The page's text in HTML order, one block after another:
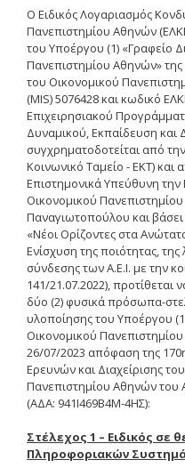
Δημοσιότητα Έργων
Ε.Σ.Π.Α. (2007-2013)
Δημοσιότητα Έργων
Ε.Σ.Π.Α. (2014-2020)
ΕΠ Ανάπτυξη
Δυναμικού,
Διά Βίου Μάθηση
ΕΠ
Επιχειρηματικότητα
Καινοτομία
ΕΡΓΑ ΕΣΠΑ 2014-2020
Δημοσιότητα ΕΛ.ΙΔ.Ε.Κ.
ΕΛ.ΙΔ.Ε.Κ.
Guidelines
Guidelines
Οδηγίες για προμήθεια
ειδών/παροχή υπηρεσιών
Ο Ειδικός Λογαριασμός
Πανεπιστημίου Αθηνών
του Υποέργου (1) «Γραφείο
Πανεπιστημίου Αθηνών»
του Οικονομικού
(MIS) 5076428 και κωδικό
Επιχειρησιακού
Δυναμικού, Εκπαίδευση
συγχρηματοδοτείται από
Κοινωνικό Ταμείο - ΕΚΤ) και
Επιστημονικά Υπεύθυνη
Οικονομικού
Παναγιωτοπούλου και
«Νέοι Ορίζοντες στα
Ενίσχυση της ποιότητας, της
σύνδεσης των Α.Ε.Ι. με την
141/21.07.2022),
δύο (2) φυσικά πρόσωπα-
υλοποίησης του Υποέργου
Οικονομικού
26/07/2023 απόφαση της
Ερευνών και Διαχείρισης
Πανεπιστημίου Αθηνών του
(ΑΔΑ: 941Ι469Β4Μ-4ΗΣ):
Στέλεχος 1 – Ειδικός σε
Πληροφοριακών